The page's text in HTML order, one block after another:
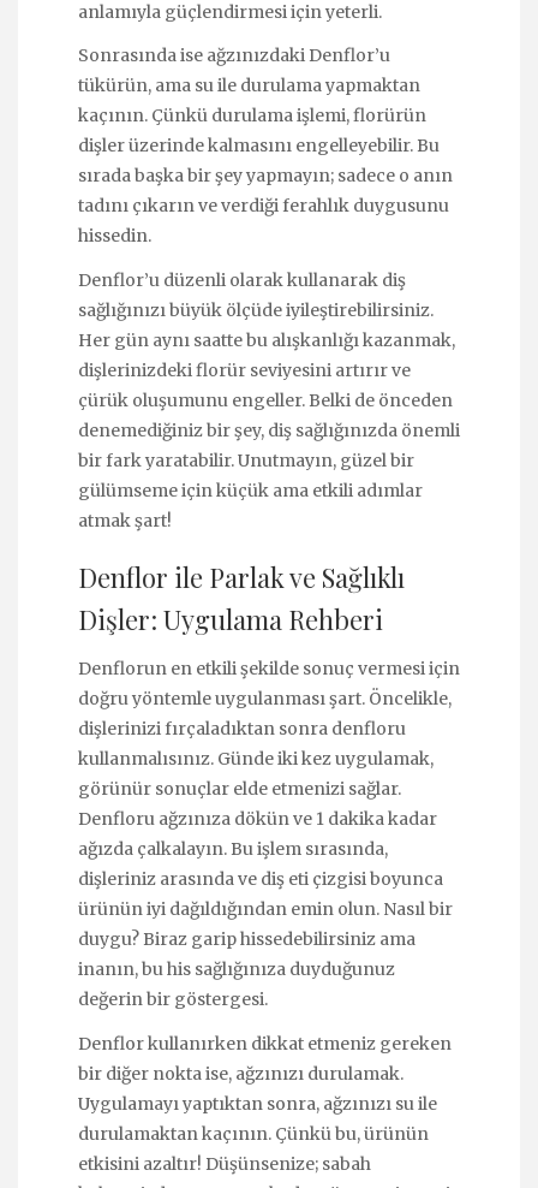
anlamıyla güçlendirmesi için yeterli.
Sonrasında ise ağzınızdaki Denflor’u
tükürün, ama su ile durulama yapmaktan
kaçının. Çünkü durulama işlemi, florürün
dişler üzerinde kalmasını engelleyebilir. Bu
sırada başka bir şey yapmayın; sadece o anın
tadını çıkarın ve verdiği ferahlık duygusunu
hissedin.
Denflor’u düzenli olarak kullanarak diş
sağlığınızı büyük ölçüde iyileştirebilirsiniz.
Her gün aynı saatte bu alışkanlığı kazanmak,
dişlerinizdeki florür seviyesini artırır ve
çürük oluşumunu engeller. Belki de önceden
denemediğiniz bir şey, diş sağlığınızda önemli
bir fark yaratabilir. Unutmayın, güzel bir
gülümseme için küçük ama etkili adımlar
atmak şart!
Denflor ile Parlak ve Sağlıklı
Dişler: Uygulama Rehberi
Denflorun en etkili şekilde sonuç vermesi için
doğru yöntemle uygulanması şart. Öncelikle,
dişlerinizi fırçaladıktan sonra denfloru
kullanmalısınız. Günde iki kez uygulamak,
görünür sonuçlar elde etmenizi sağlar.
Denfloru ağzınıza dökün ve 1 dakika kadar
ağızda çalkalayın. Bu işlem sırasında,
dişleriniz arasında ve diş eti çizgisi boyunca
ürünün iyi dağıldığından emin olun. Nasıl bir
duygu? Biraz garip hissedebilirsiniz ama
inanın, bu his sağlığınıza duyduğunuz
değerin bir göstergesi.
Denflor kullanırken dikkat etmeniz gereken
bir diğer nokta ise, ağzınızı durulamak.
Uygulamayı yaptıktan sonra, ağzınızı su ile
durulamaktan kaçının. Çünkü bu, ürünün
etkisini azaltır! Düşünsenize; sabah